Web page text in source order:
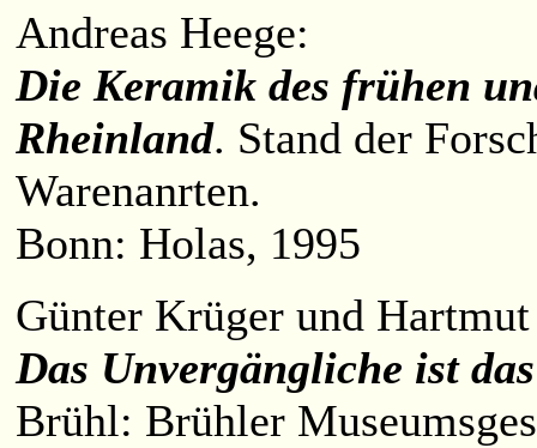
Andreas Heege:
Die Keramik des frühen
Rheinland. Stand der
Warenanrten.
Bonn: Holas, 1995
Günter Krüger und
Das Unvergängliche ist
Brühl: Brühler